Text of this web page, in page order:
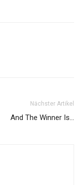
Nächster Artikel
And The Winner Is…